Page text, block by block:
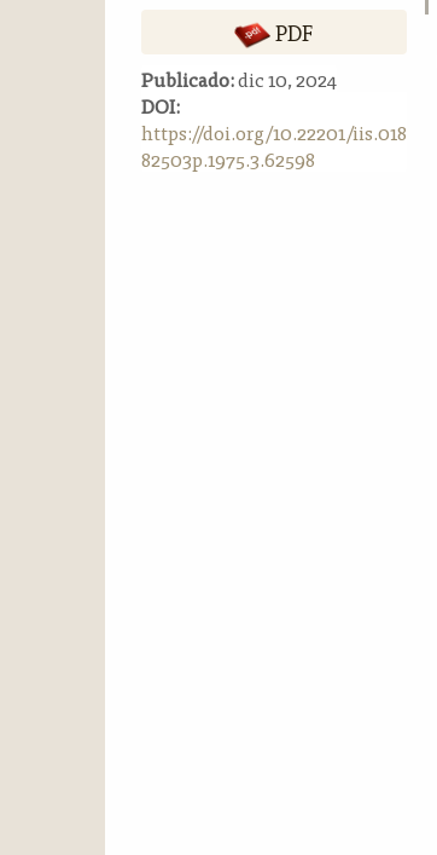
PDF
Publicado:dic 10, 2024
DOI:
https://doi.org/10.22201/iis.018
82503p.1975.3.62598